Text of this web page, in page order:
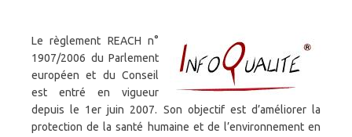
Le règlement REACH n°
1907/2006 du Parlement
européen et du Conseil
est entré en vigueur
depuis le 1er juin 2007. Son objectif est d’améliorer la
protection de la santé humaine et de l’environnement en